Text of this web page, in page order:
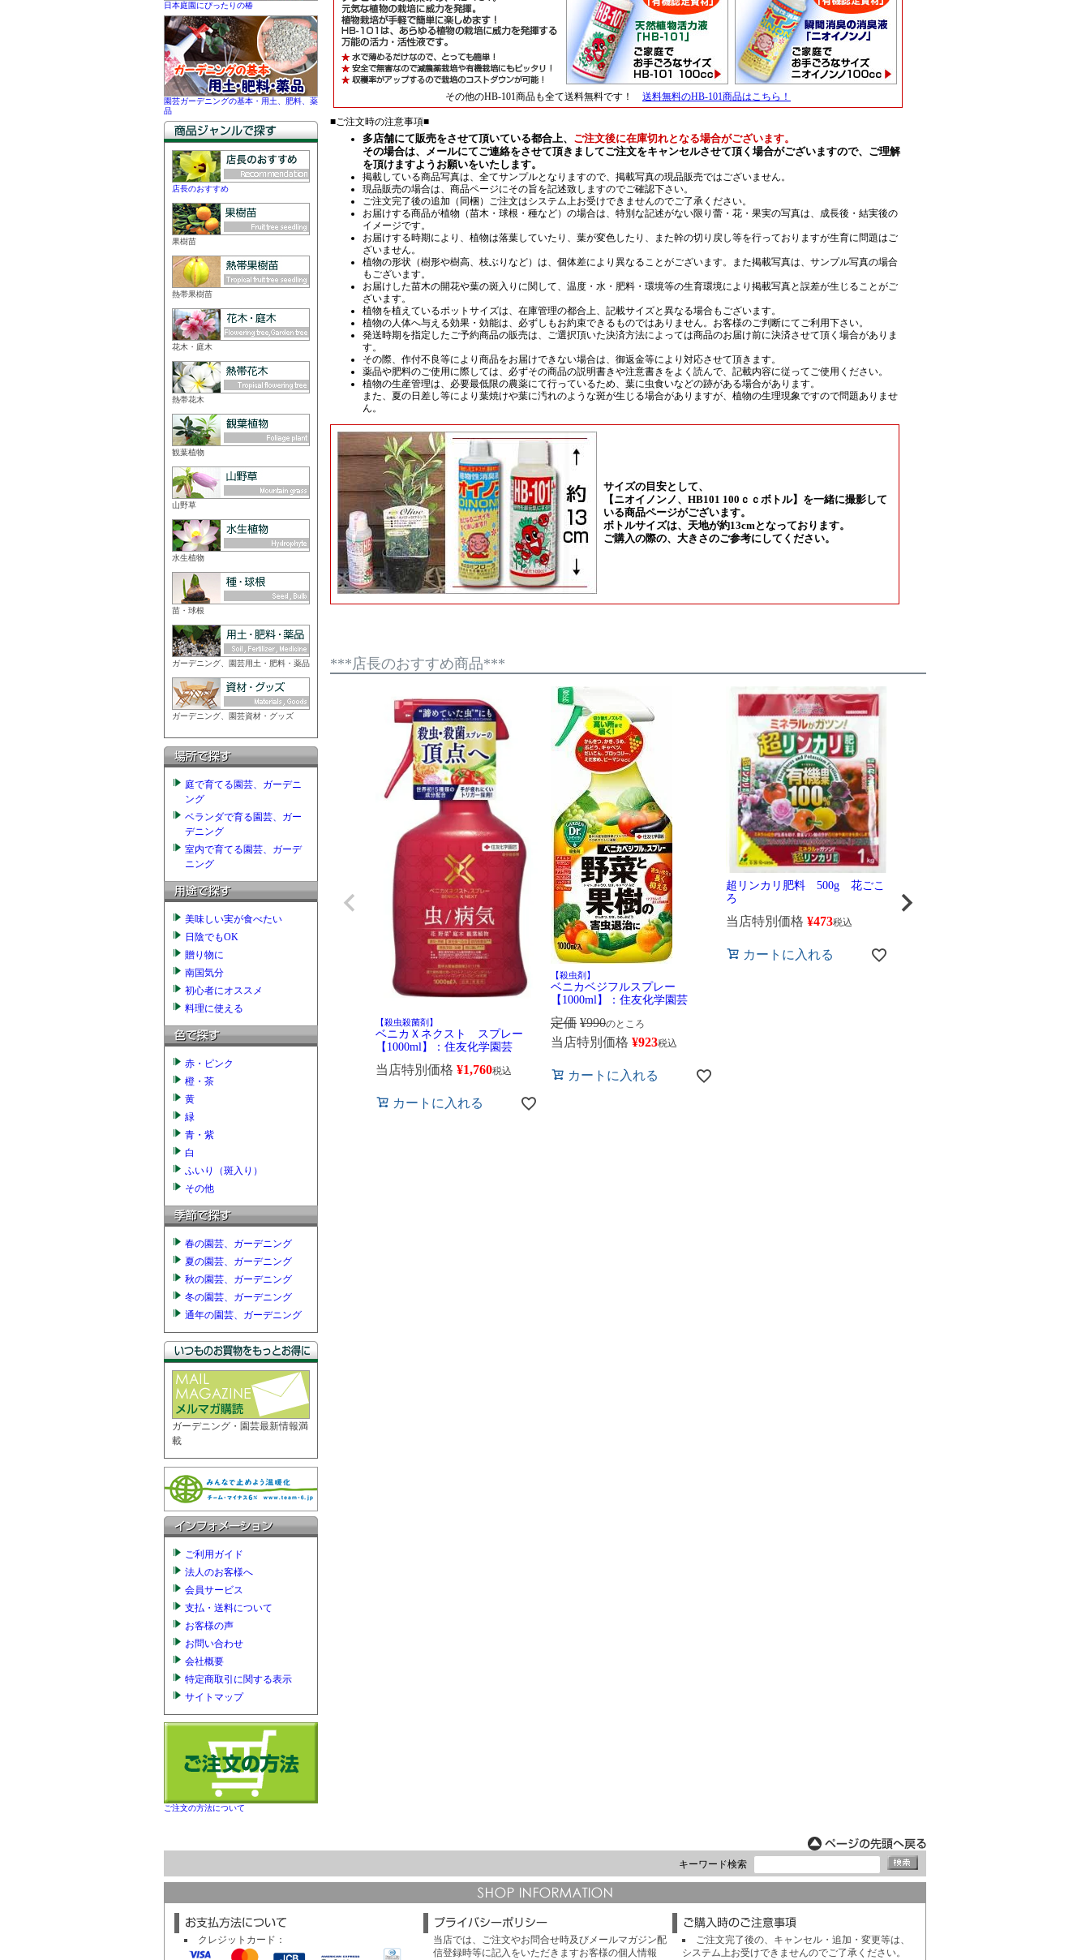
日本庭園にぴったりの椿
園芸ガーデニングの基本・用土、肥料、薬
品
店長のおすすめ
果樹苗
熱帯果樹苗
花木・庭木
熱帯花木
観葉植物
山野草
水生植物
苗・球根
ガーデニング、園芸用土・肥料・薬品
ガーデニング、園芸資材・グッズ
庭で育てる園芸、ガーデニ
ング
ベランダで育る園芸、ガー
デニング
室内で育てる園芸、ガーデ
ニング
美味しい実が食べたい
日陰でもOK
贈り物に
南国気分
初心者にオススメ
料理に使える
赤・ピンク
橙・茶
黄
緑
青・紫
白
ふいり（斑入り）
その他
春の園芸、ガーデニング
夏の園芸、ガーデニング
秋の園芸、ガーデニング
冬の園芸、ガーデニング
通年の園芸、ガーデニング
ガーデニング・園芸最新情報満
載
ご利用ガイド
法人のお客様へ
会員サービス
支払・送料について
お客様の声
お問い合わせ
会社概要
特定商取引に関する表示
サイトマップ
ご注文の方法について
***店長のおすすめ商品***
【殺虫殺菌剤】
ベニカＸネクスト スプレー
【1000ml】：住友化学園芸
当店特別価格 ¥1,760税込
カートに入れる
【殺虫剤】
ベニカベジフルスプレー
【1000ml】：住友化学園芸
定価 ¥990のところ
当店特別価格 ¥923税込
カートに入れる
超リンカリ肥料 500g 花ごこ
ろ
当店特別価格 ¥473税込
カートに入れる
花ごころ
キーワード検索
クレジットカード：
当店では、ご注文やお問合せ時及びメールマガジン配
信登録時等に記入をいただきますお客様の個人情報
ご注文完了後の、キャンセル・追加・変更等は、
システム上お受けできませんのでご了承ください。